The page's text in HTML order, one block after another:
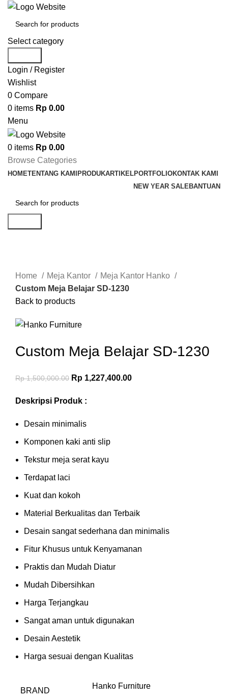
Select category
Login / Register
Wishlist
0 Compare
0 items Rp 0.00
Menu
0 items Rp 0.00
Browse Categories
HOMETENTANG KAMIPRODUKARTIKELPORTFOLIOKONTAK KAMI
NEW YEAR SALEBANTUAN
Home
Meja Kantor
Meja Kantor Hanko
Custom Meja Belajar SD-1230
Back to products
Custom Meja Belajar SD-1230
Rp1,500,000.00 Rp 1,227,400.00
Deskripsi Produk :
Desain minimalis
Komponen kaki anti slip
Tekstur meja serat kayu
Terdapat laci
Kuat dan kokoh
Material Berkualitas dan Terbaik
Desain sangat sederhana dan minimalis
Fitur Khusus untuk Kenyamanan
Praktis dan Mudah Diatur
Mudah Dibersihkan
Harga Terjangkau
Sangat aman untuk digunakan
Desain Aestetik
Harga sesuai dengan Kualitas
BRAND
Hanko Furniture